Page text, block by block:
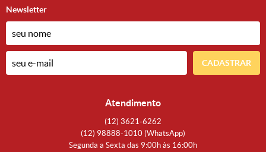
Newsletter
CADASTRAR
Atendimento
(12) 3621-6262
(12) 98888-1010 (WhatsApp)
Segunda a Sexta das 9:00h às 16:00h